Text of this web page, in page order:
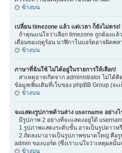
ข้างบน
เปลี่ยน timezone แล้ว แต่เวลา ก็ยังไม่ตรง!
ถ้าคุณแน่ใจว่าเลือก timezone ถูกต้องแล้
เดือนของฤดูร้อน นาฬิกาในบอร์ดอาจผิดพ
ข้างบน
ภาษาที่ฉันใช้ ไม่ได้อยู่ในรายการให้เลือก!
สาเหตุอาจเกิดจาก administrator ไม่ไ
ข้อมูลเพิ่มเติมที่เว็บของ phpBB Group (จ
ข้างบน
จะแสดงรูปภาพด้านล่าง username อย่างไ
มีรูปภาพ 2 อย่างที่จะแสดงอยู่ใต้
1.รูปภาพแสดงระดับขั้น อาจเป็นรูปดาว
2.ถัดลงมาอาจเป็นรูปภาพขนาดใหญ่ คือรู
admin ของบอร์ด (ซึ่งเราแน่ใจว่าเหตุผลนั้
ข้างบน